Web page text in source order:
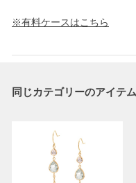
※有料ケースはこちら
同じカテゴリーのアイテム